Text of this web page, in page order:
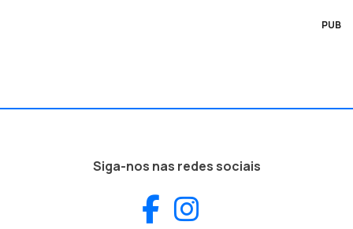
PUB
Siga-nos nas redes sociais
Facebook